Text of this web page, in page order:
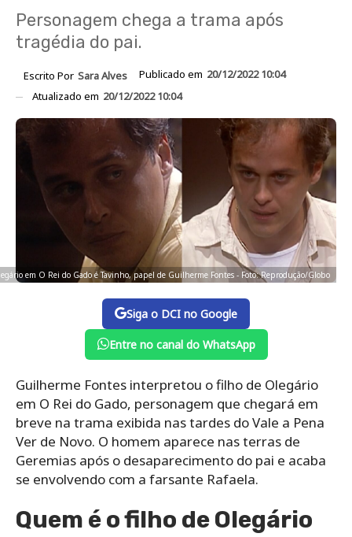
Personagem chega a trama após
tragédia do pai.
Escrito Por Sara Alves Publicado em 20/12/2022 10:04
Atualizado em 20/12/2022 10:04
em O Rei do Gado é Tavinho, papel de Guilherme Fontes - Foto: Reprodução/Globo
Siga o DCI no Google
Entre no canal do WhatsApp
Guilherme Fontes interpretou o filho de Olegário
em O Rei do Gado, personagem que chegará em
breve na trama exibida nas tardes do Vale a Pena
Ver de Novo. O homem aparece nas terras de
Geremias após o desaparecimento do pai e acaba
se envolvendo com a farsante Rafaela.
Quem é o filho de Olegário